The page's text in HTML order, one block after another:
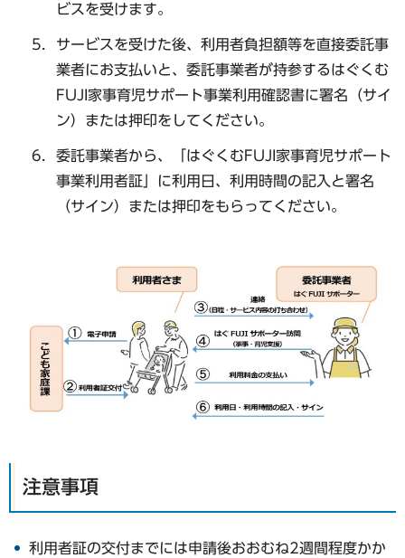
ビスを受けます。
サービスを受けた後、利用者負担額等を直接委託事
業者にお支払いと、委託事業者が持参するはぐくむ
FUJI家事育児サポート事業利用確認書に署名（サイ
ン）または押印をしてください。
委託事業者から、「はぐくむFUJI家事育児サポート
事業利用者証」に利用日、利用時間の記入と署名
（サイン）または押印をもらってください。
注意事項
利用者証の交付までには申請後おおむね2週間程度かか